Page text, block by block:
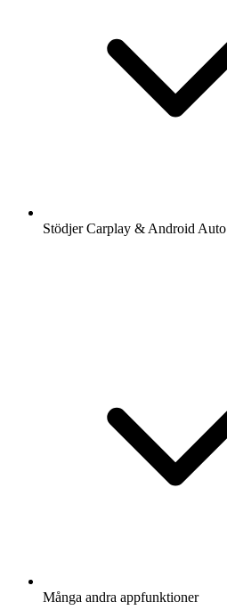
Stödjer Carplay & Android Auto
Många andra appfunktioner